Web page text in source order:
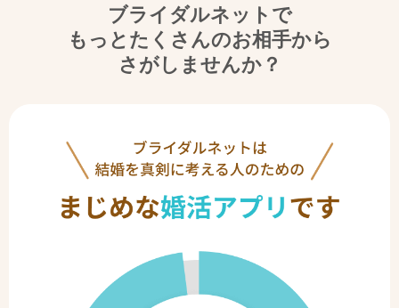
ブライダルネットで
もっとたくさんのお相手から
さがしませんか？